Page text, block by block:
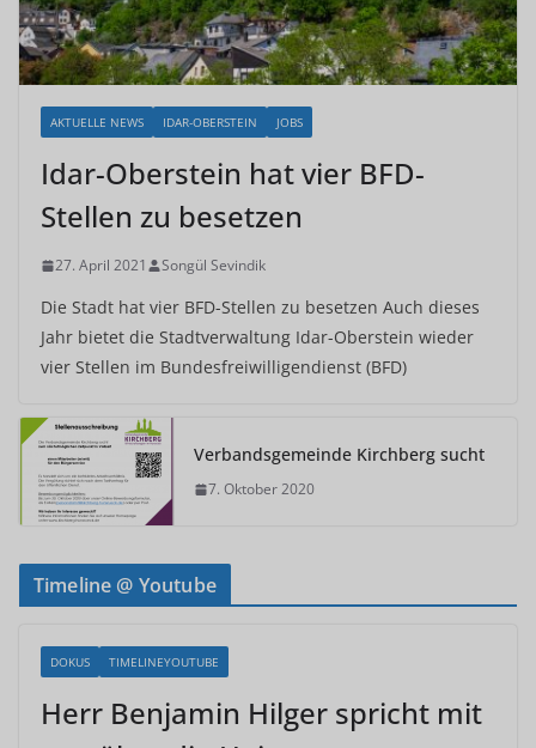
AKTUELLE NEWS IDAR-OBERSTEIN JOBS
Idar-Oberstein hat vier BFD-
Stellen zu besetzen
27. April 2021 Songül Sevindik
Die Stadt hat vier BFD-Stellen zu besetzen Auch dieses
Jahr bietet die Stadtverwaltung Idar-Oberstein wieder
vier Stellen im Bundesfreiwilligendienst (BFD)
Verbandsgemeinde Kirchberg sucht
7. Oktober 2020
Timeline @ Youtube
DOKUS TIMELINEYOUTUBE
Herr Benjamin Hilger spricht mit